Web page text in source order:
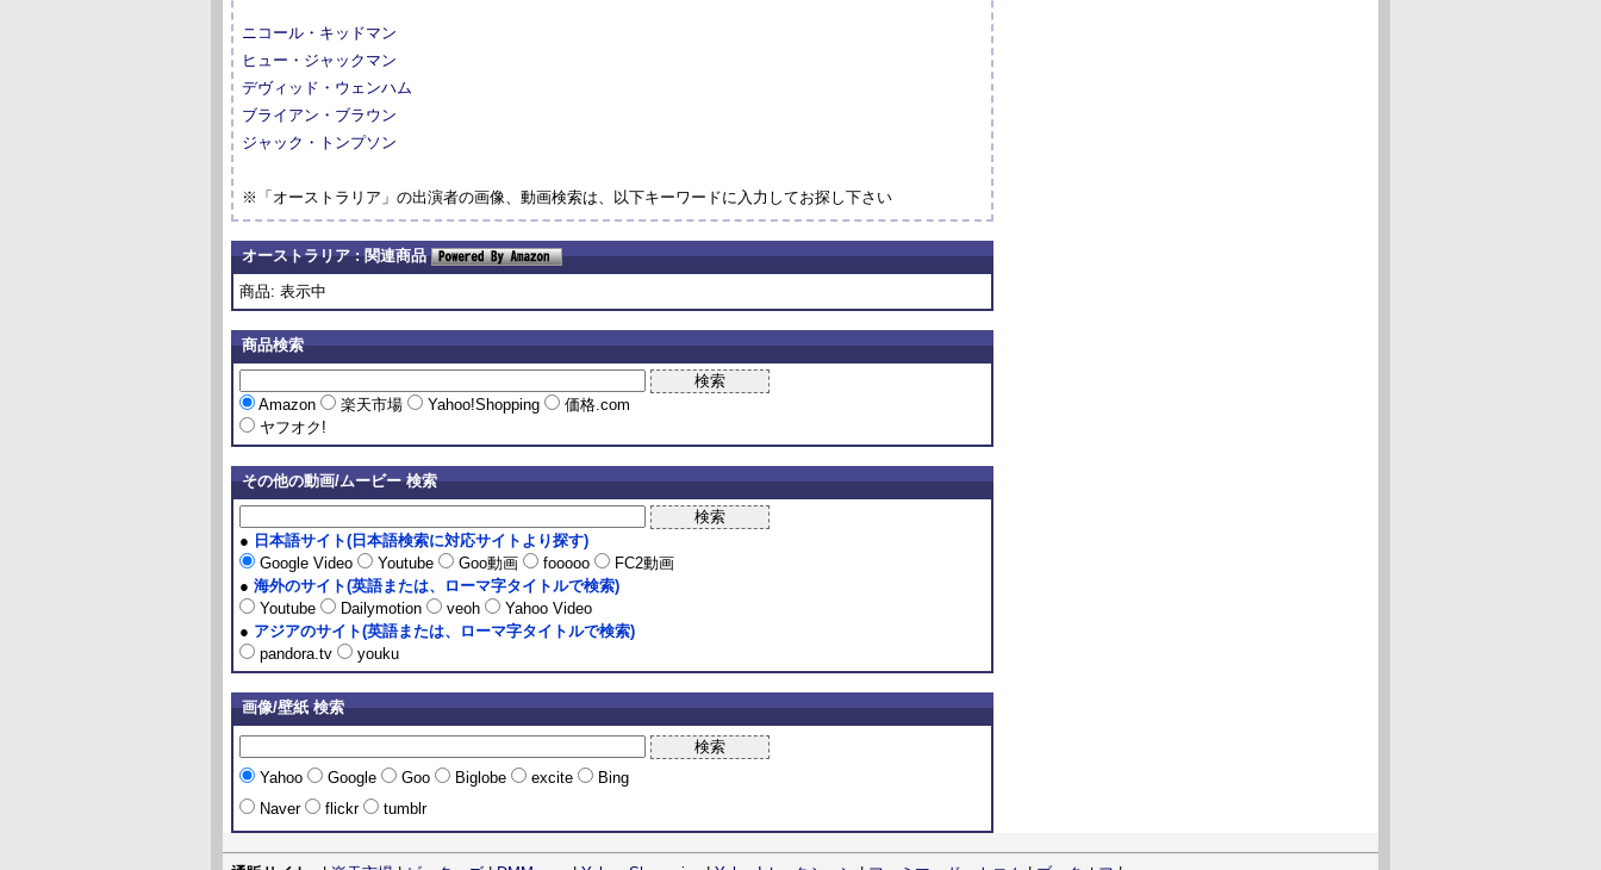
ニコール・キッドマン
ヒュー・ジャックマン
デヴィッド・ウェンハム
ブライアン・ブラウン
ジャック・トンプソン
※「オーストラリア」の出演者の画像、動画検索は、以下キーワードに入力してお探し下さい
オーストラリア : 関連商品
商品: 表示中
商品検索
Amazon 楽天市場 Yahoo!Shopping
価格.com
ヤフオク!
その他の動画/ムービー 検索
● 日本語サイト(日本語検索に対応サイトより探す)
Google Video
Youtube Goo動画 fooooo
FC2動画
● 海外のサイト(英語または、ローマ字タイトルで検索)
Youtube
Dailymotion veoh
Yahoo Video
● アジアのサイト(英語または、ローマ字タイトルで検索)
pandora.tv
youku
画像/壁紙 検索
Yahoo Google Goo Biglobe excite
Bing
Naver
flickr tumblr